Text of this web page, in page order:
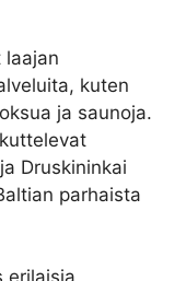
laajan
kuten
ja saunoja.
Druskininkai
parhaista